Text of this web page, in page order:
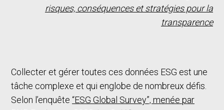
risques, conséquences et stratégies pour la
transparence
Collecter et gérer toutes ces données ESG est une
tâche complexe et qui englobe de nombreux défis.
Selon l’enquête “ESG Global Survey”, menée par